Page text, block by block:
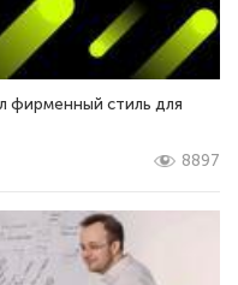
фирменный стиль для
8897